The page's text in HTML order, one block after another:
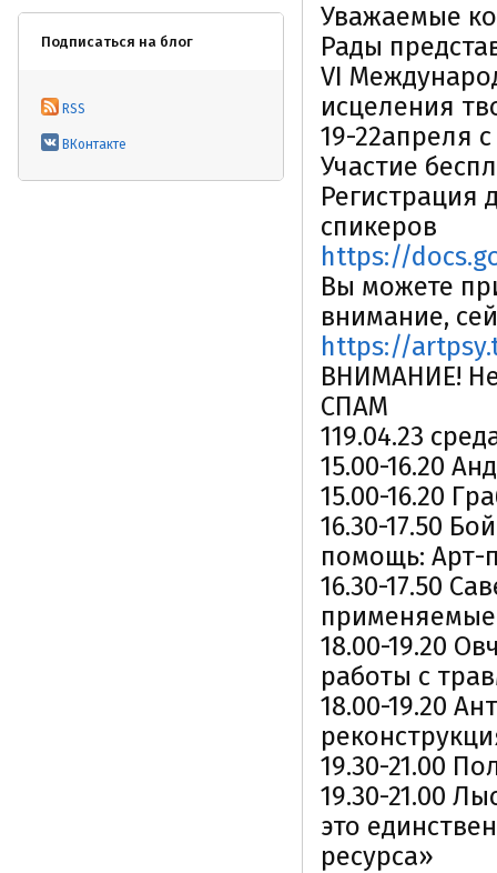
Подписаться на блог
RSS
ВКонтакте
Уважаемые
Рады
VI
исцеления
19-22апреля
Участие
Регистрация
спикеров
https://
Вы можете
внимание,
https://
ВНИМАНИЕ!
СПАМ
119.04.23
15.00-16.20
15.00-16.20
16.30-17.50
помощь: Арт-
16.30-17.50
применяемые
18.00-19.20
работы с
18.00-19.20
19.30-21.00
19.30-21.00
это
ресурса»